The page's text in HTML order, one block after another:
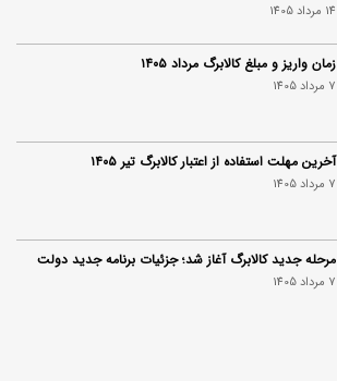
14 مرداد 1405
زمان واریز و مبلغ کالابرگ مرداد ۱۴۰۵
7 مرداد 1405
آخرین مهلت استفاده از اعتبار کالابرگ تیر ۱۴۰۵
7 مرداد 1405
مرحله جدید کالابرگ آغاز شد؛ جزئیات برنامه جدید دولت
7 مرداد 1405